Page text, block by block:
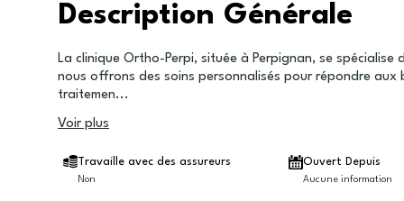
Description Générale
La clinique Ortho-Perpi, située à Perpignan, se
nous offrons des soins personnalisés pour répondre
traitemen...
Voir plus
Travaille avec des assureurs
Non
Ouvert Depuis
Aucune information